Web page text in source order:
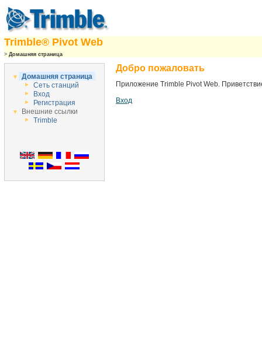
Trimble® Pivot Web
> Домашняя страница
Домашняя страница
Сеть станций
Вход
Регистрация
Внешние ссылки
Trimble
Добро пожаловать
Приложение Trimble Pivot Web.
Вход